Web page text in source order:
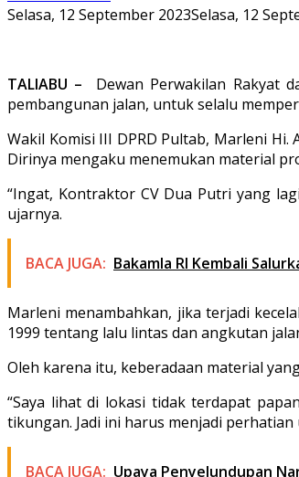
Selasa, 12 September 2023Selasa, 12
TALIABU –
Dewan Perwakilan Rakyat
pembangunan jalan, untuk selalu
Wakil Komisi III DPRD Pultab, Marleni
Dirinya mengaku menemukan material
“Ingat, Kontraktor CV Dua Putri yang
ujarnya.
BACA JUGA: Bakamla RI Kembali
Marleni menambahkan, jika terjadi
1999 tentang lalu lintas dan angkutan
Oleh karena itu, keberadaan material
“Saya lihat di lokasi tidak terdapat
tikungan. Jadi ini harus menjadi
BACA JUGA: Upaya Penyelundupan